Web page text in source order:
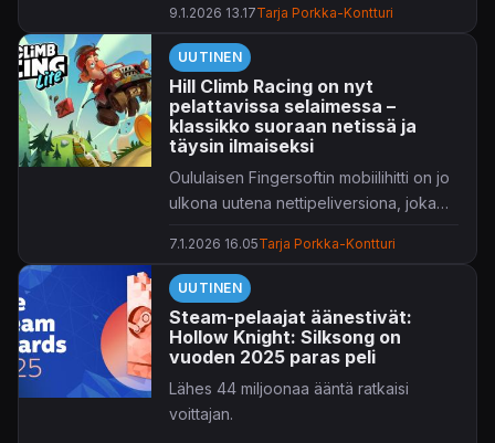
9.1.2026 13.17Tarja Porkka-Kontturi
UUTINEN
Hill Climb Racing on nyt
pelattavissa selaimessa –
klassikko suoraan netissä ja
täysin ilmaiseksi
Oululaisen Fingersoftin mobiilihitti on jo
ulkona uutena nettipeliversiona, joka
latauksia.
7.1.2026 16.05Tarja Porkka-Kontturi
UUTINEN
Steam-pelaajat äänestivät:
Hollow Knight: Silksong on
vuoden 2025 paras peli
Lähes 44 miljoonaa ääntä ratkaisi
voittajan.